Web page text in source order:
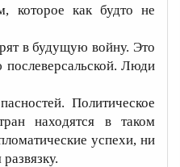
которое как будто не
в будущую войну. Это
послеверсальской. Люди
Политическое
находятся в таком
успехи, ни